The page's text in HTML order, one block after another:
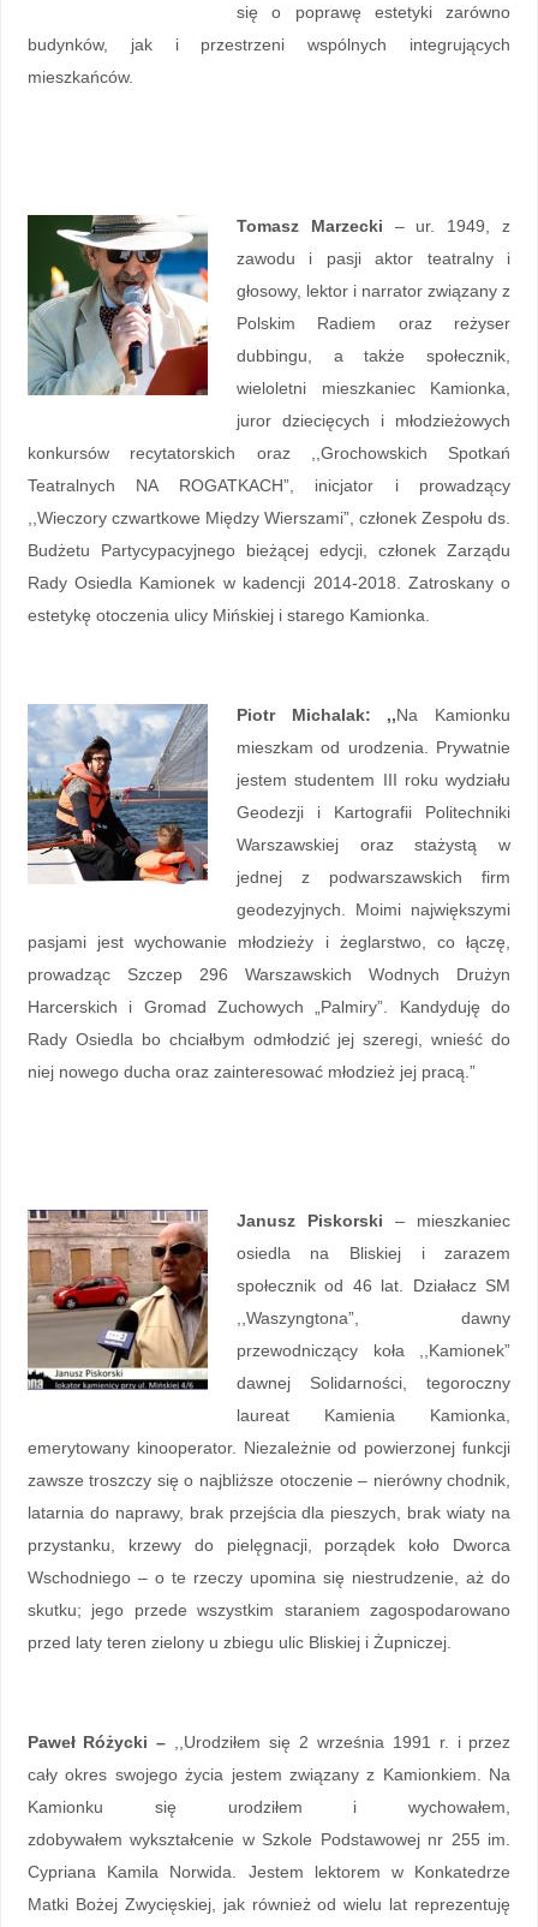
się o poprawę estetyki zarówno
budynków, jak i przestrzeni wspólnych integrujących
mieszkańców.
Tomasz Marzecki – ur. 1949, z
zawodu i pasji aktor teatralny i
głosowy, lektor i narrator związany z
Polskim Radiem oraz reżyser
dubbingu, a także społecznik,
wieloletni mieszkaniec Kamionka,
juror dziecięcych i młodzieżowych
konkursów recytatorskich oraz ,,Grochowskich Spotkań
Teatralnych NA ROGATKACH”, inicjator i prowadzący
,,Wieczory czwartkowe Między Wierszami”, członek Zespołu ds.
Budżetu Partycypacyjnego bieżącej edycji, członek Zarządu
Rady Osiedla Kamionek w kadencji 2014-2018. Zatroskany o
estetykę otoczenia ulicy Mińskiej i starego Kamionka.
Piotr Michalak: ,,Na Kamionku
mieszkam od urodzenia. Prywatnie
jestem studentem III roku wydziału
Geodezji i Kartografii Politechniki
Warszawskiej oraz stażystą w
jednej z podwarszawskich firm
geodezyjnych. Moimi największymi
pasjami jest wychowanie młodzieży i żeglarstwo, co łączę,
prowadząc Szczep 296 Warszawskich Wodnych Drużyn
Harcerskich i Gromad Zuchowych „Palmiry”. Kandyduję do
Rady Osiedla bo chciałbym odmłodzić jej szeregi, wnieść do
niej nowego ducha oraz zainteresować młodzież jej pracą.”
Janusz Piskorski – mieszkaniec
osiedla na Bliskiej i zarazem
społecznik od 46 lat. Działacz SM
,,Waszyngtona”, dawny
przewodniczący koła ,,Kamionek”
dawnej Solidarności, tegoroczny
laureat Kamienia Kamionka,
emerytowany kinooperator. Niezależnie od powierzonej funkcji
zawsze troszczy się o najbliższe otoczenie – nierówny chodnik,
latarnia do naprawy, brak przejścia dla pieszych, brak wiaty na
przystanku, krzewy do pielęgnacji, porządek koło Dworca
Wschodniego – o te rzeczy upomina się niestrudzenie, aż do
skutku; jego przede wszystkim staraniem zagospodarowano
przed laty teren zielony u zbiegu ulic Bliskiej i Żupniczej.
Paweł Różycki –
,,Urodziłem się 2 września 1991 r. i przez
cały okres swojego życia jestem związany z Kamionkiem. Na
Kamionku się urodziłem i wychowałem,
zdobywałem wykształcenie w Szkole Podstawowej nr 255 im.
Cypriana Kamila Norwida. Jestem lektorem w Konkatedrze
Matki Bożej Zwycięskiej, jak również od wielu lat reprezentuję